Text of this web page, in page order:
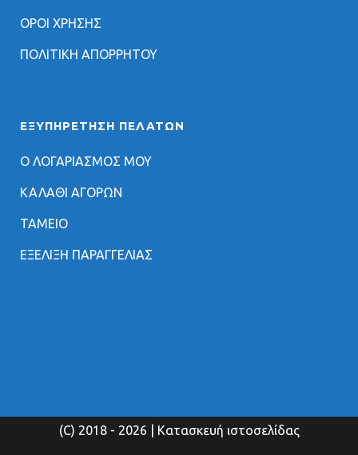
ΟΡΟΙ ΧΡΗΣΗΣ
ΠΟΛΙΤΙΚΗ ΑΠΟΡΡΗΤΟΥ
ΕΞΥΠΗΡΈΤΗΣΗ ΠΕΛΑΤΏΝ
Ο ΛΟΓΑΡΙΑΣΜΟΣ ΜΟΥ
ΚΑΛΑΘΙ ΑΓΟΡΩΝ
ΤΑΜΕΙΟ
ΕΞΕΛΙΞΗ ΠΑΡΑΓΓΕΛΙΑΣ
(C) 2018 - 2026 | Κατασκευή ιστοσελίδας